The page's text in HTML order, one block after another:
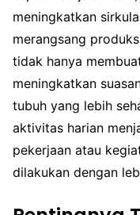
meningkatkan
merangsang
tidak hanya
meningkatkan
tubuh yang lebih
aktivitas harian
pekerjaan atau
dilakukan dengan